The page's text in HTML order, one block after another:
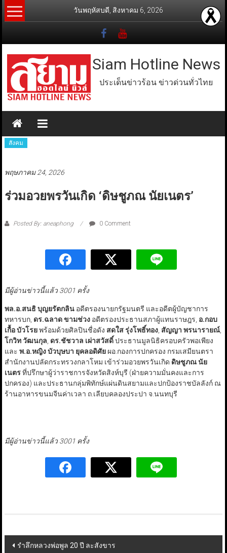
Skip
to
วันพฤหัสบดี, สิงหาคม 6, 2026
Siam Hotline News
ประเด็นข่าวร้อน ข่าวด่วนทั่วไทย
สังคม
พฤษภาคม 24, 2026
ร่วมอวยพรวันเกิด ‘ดิษชูภณ นัยเนตร’
Posted By: aneaphong 0 Comment
มีผู้อ่านข่าวนี้แล้ว 3001 ครั้ง
พล.อ.สนธิ บุญยรัตกลินอดีตรองนายกรัฐมนตรี และอดีตผู้บัญชาการ
ทหารบก, ดร.ฉลาด ขามช่วงอดีตรองประธานสภาผู้แทนราษฎร, อ.กอบ
เกื้อ บัวโรยพร้อมด้วยศิลปินชื่อดัง สดใส รุ่งโพธิ์ทอง, สัญญา พรนารายณ์,
โกวิท วัฒนกุล, ดร.ชัชวาล เผ่าสวัสดิ์ประธานมูลนิธิครอบครัวพอเพียง
และ พ.อ.หญิง บัวบุษบา ยุคลอดิศัยผอ.กองการปกครอง กรมเสมียนตรา
สำนักงานปลัดกระทรวงกลาโหม เข้าร่วมอวยพรวันเกิด ดิษชูภณ นัย
เนตรที่ปรึกษาผู้ว่าราชการจังหวัดสิงห์บุรี (ฝ่ายความมั่นคงและการ
ปกครอง) และประธานกลุ่มพิทักษ์แผ่นดินสยามและปกป้องราชบัลลังก์ ณ
ร้านอาหารขนมจีนค่าเวลา ถ.เลียบคลองประปา จ.นนทบุรี
มีผู้อ่านข่าวนี้แล้ว 3001 ครั้ง
Post
รำลึกหลวงพ่อพูล 20 ปี ละสังขาร